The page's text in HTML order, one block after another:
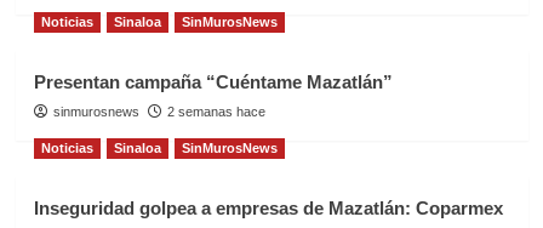
Noticias Sinaloa SinMurosNews
Presentan campaña “Cuéntame Mazatlán”
sinmurosnews 2 semanas hace
Noticias Sinaloa SinMurosNews
Inseguridad golpea a empresas de Mazatlán: Coparmex